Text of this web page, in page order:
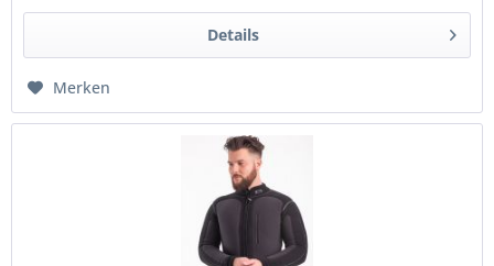
Details
Merken